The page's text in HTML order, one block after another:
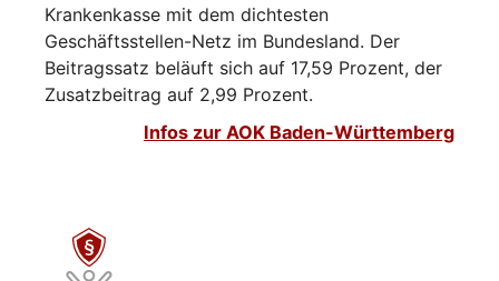
Krankenkasse mit dem dichtesten
Geschäftsstellen-Netz im Bundesland. Der
Beitragssatz beläuft sich auf 17,59 Prozent, der
Zusatzbeitrag auf 2,99 Prozent.
Infos zur AOK Baden-Württemberg